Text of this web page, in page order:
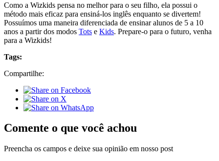
Como a Wizkids pensa no melhor para o seu filho, ela possui o
método mais eficaz para ensiná-los inglês enquanto se divertem!
Possuímos uma maneira diferenciada de ensinar alunos de 5 a 10
anos a partir dos modos Tots e Kids. Prepare-o para o futuro, venha
para a Wizkids!
Tags:
Compartilhe:
Comente o que você achou
Preencha os campos e deixe sua opinião em nosso post